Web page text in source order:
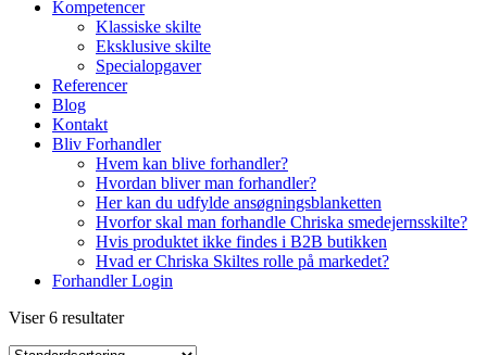
Kompetencer
Klassiske skilte
Eksklusive skilte
Specialopgaver
Referencer
Blog
Kontakt
Bliv Forhandler
Hvem kan blive forhandler?
Hvordan bliver man forhandler?
Her kan du udfylde ansøgningsblanketten
Hvorfor skal man forhandle Chriska smedejernsskilte?
Hvis produktet ikke findes i B2B butikken
Hvad er Chriska Skiltes rolle på markedet?
Forhandler Login
Viser 6 resultater